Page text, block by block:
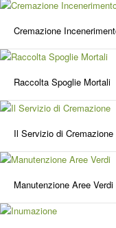
Cremazione
Raccolta Spoglie Mortali
Il Servizio di Cremazione
Manutenzione Aree Verdi